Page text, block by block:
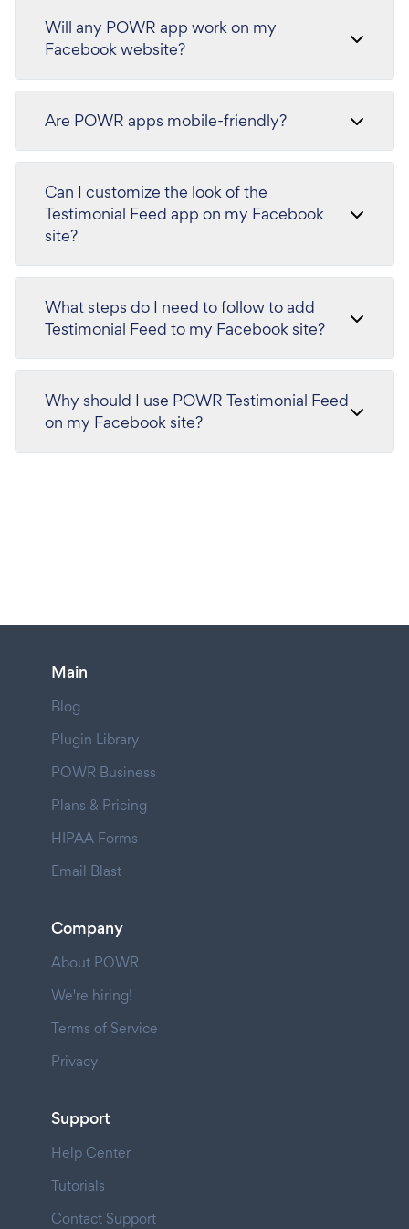
Will any POWR app work on my
Facebook website?
Are POWR apps mobile-friendly?
Can I customize the look of the
Testimonial Feed app on my Facebook
site?
What steps do I need to follow to add
Testimonial Feed to my Facebook site?
Why should I use POWR Testimonial Feed
on my Facebook site?
Main
Blog
Plugin Library
POWR Business
Plans & Pricing
HIPAA Forms
Email Blast
Company
About POWR
We're hiring!
Terms of Service
Privacy
Support
Help Center
Tutorials
Contact Support